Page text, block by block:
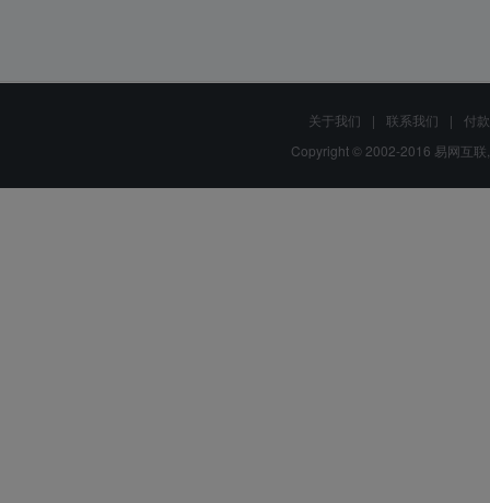
关于我们 | 联系我们 |
付
Copyright © 2002-2016 易网互